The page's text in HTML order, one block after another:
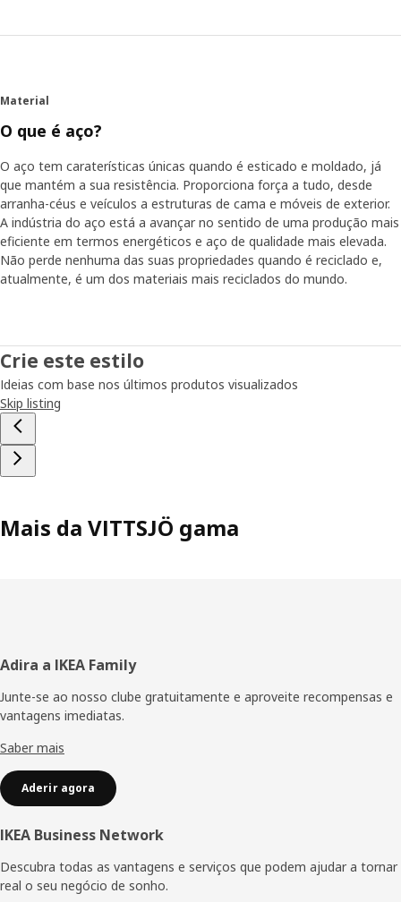
Material
O que é aço?
O aço tem caraterísticas únicas quando é esticado e moldado, já
que mantém a sua resistência. Proporciona força a tudo, desde
arranha-céus e veículos a estruturas de cama e móveis de exterior.
A indústria do aço está a avançar no sentido de uma produção mais
eficiente em termos energéticos e aço de qualidade mais elevada.
Não perde nenhuma das suas propriedades quando é reciclado e,
atualmente, é um dos materiais mais reciclados do mundo.
Crie este estilo
Ideias com base nos últimos produtos visualizados
Skip listing
Mais da VITTSJÖ gama
Rodapé
Adira a IKEA Family
Junte-se ao nosso clube gratuitamente e aproveite recompensas e
vantagens imediatas.
Saber mais
Aderir agora
IKEA Business Network
Descubra todas as vantagens e serviços que podem ajudar a tornar
real o seu negócio de sonho.